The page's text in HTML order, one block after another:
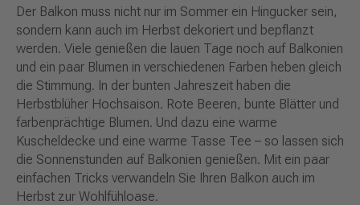
Der Balkon muss nicht nur im Sommer ein Hingucker sein,
sondern kann auch im Herbst dekoriert und bepflanzt
werden. Viele genießen die lauen Tage noch auf Balkonien
und ein paar Blumen in verschiedenen Farben heben gleich
die Stimmung. In der bunten Jahreszeit haben die
Herbstblüher Hochsaison. Rote Beeren, bunte Blätter und
farbenprächtige Blumen. Und dazu eine warme
Kuscheldecke und eine warme Tasse Tee – so lassen sich
die Sonnenstunden auf Balkonien genießen. Mit ein paar
einfachen Tricks verwandeln Sie Ihren Balkon auch im
Herbst zur Wohlfühloase.